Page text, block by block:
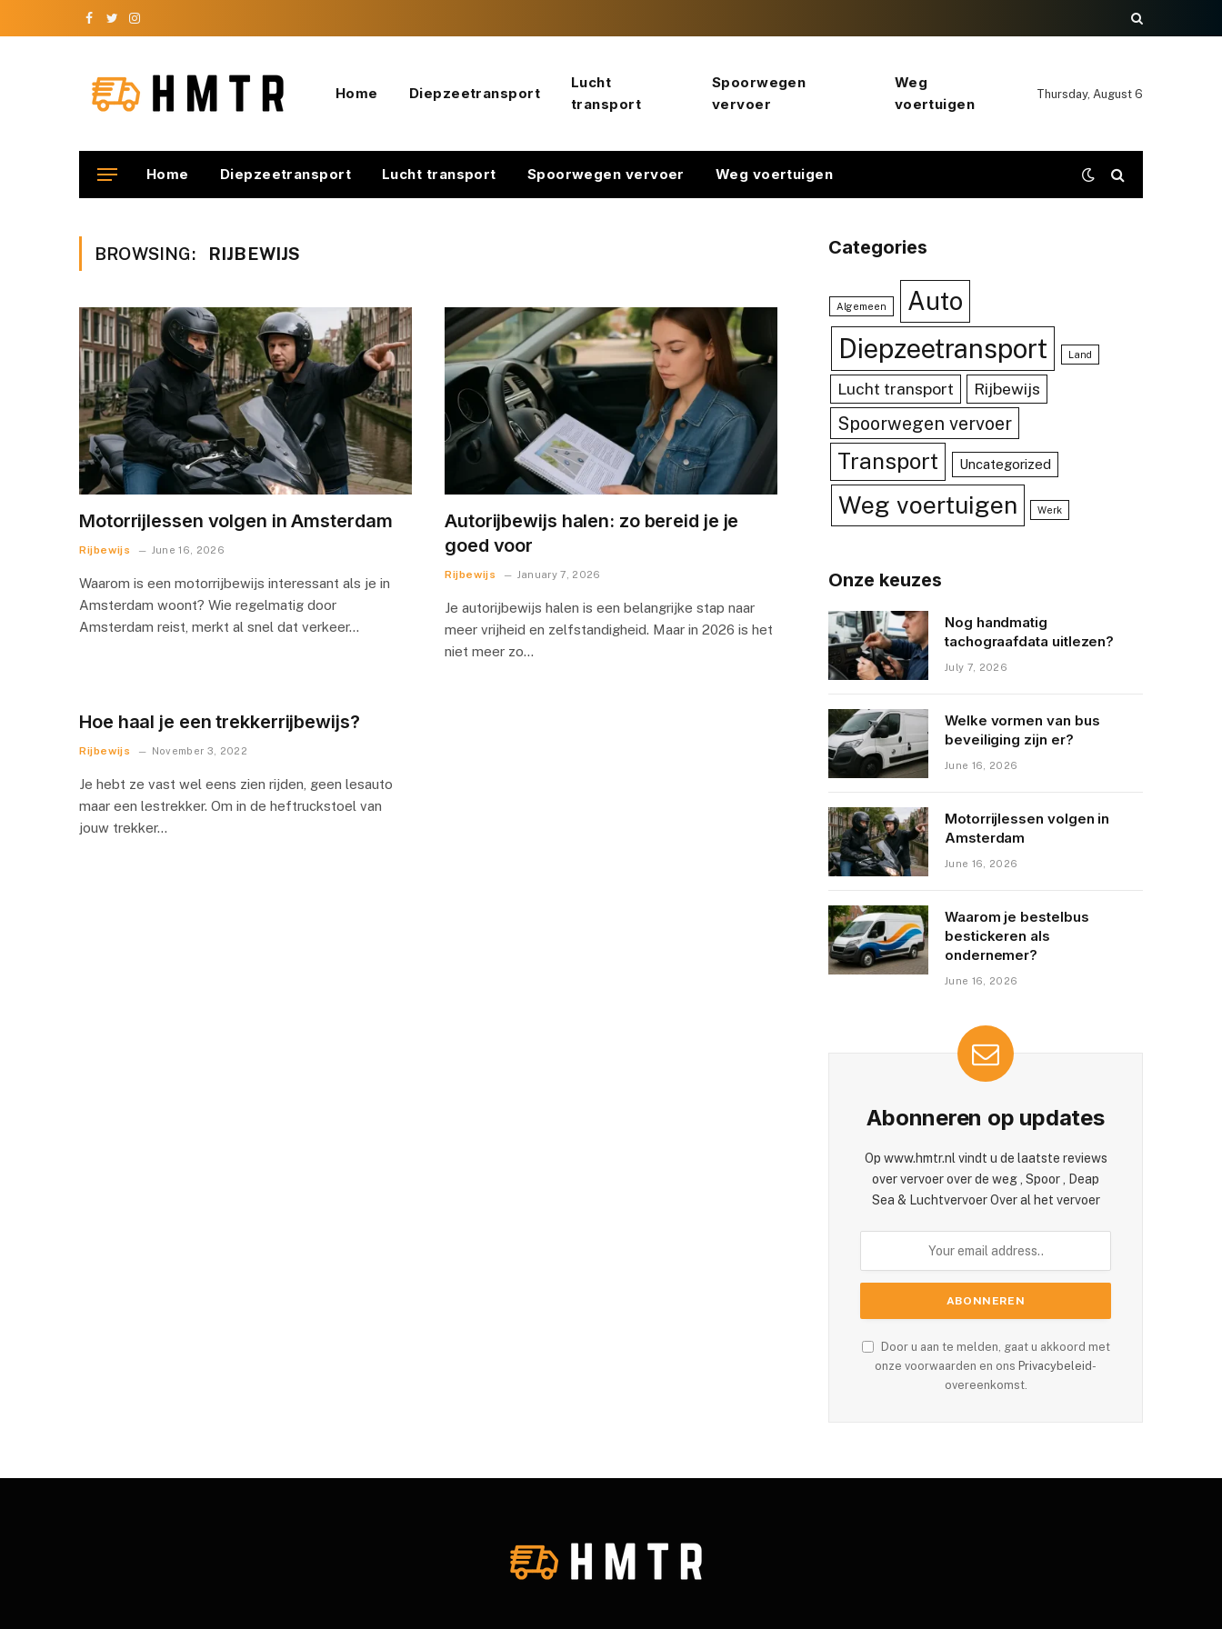
Facebook
TwitterInstagram
Home Diepzeetransport
Lucht
transport
Spoorwegen
vervoer
Weg
voertuigen
Thursday, August 6
Home Diepzeetransport Lucht transport Spoorwegen vervoer Weg voertuigen
BROWSING: RIJBEWIJS
Motorrijlessen volgen in Amsterdam
Rijbewijs June 16, 2026
Waarom is een motorrijbewijs interessant als je in
Amsterdam woont? Wie regelmatig door
Amsterdam reist, merkt al snel dat verkeer…
Autorijbewijs halen: zo bereid je je
goed voor
Rijbewijs January 7, 2026
Je autorijbewijs halen is een belangrijke stap naar
meer vrijheid en zelfstandigheid. Maar in 2026 is het
niet meer zo…
Hoe haal je een trekkerrijbewijs?
Rijbewijs November 3, 2022
Je hebt ze vast wel eens zien rijden, geen lesauto
maar een lestrekker. Om in de heftruckstoel van
jouw trekker…
Categories
Algemeen Auto
Diepzeetransport Land
Lucht transport Rijbewijs
Spoorwegen vervoer
Transport Uncategorized
Weg voertuigen Werk
Onze keuzes
Nog handmatig
tachograafdata uitlezen?
July 7, 2026
Welke vormen van bus
beveiliging zijn er?
June 16, 2026
Motorrijlessen volgen in
Amsterdam
June 16, 2026
Waarom je bestelbus
bestickeren als
ondernemer?
June 16, 2026
Abonneren op updates
Op www.hmtr.nl vindt u de laatste reviews
over vervoer over de weg , Spoor , Deap
Sea & Luchtvervoer Over al het vervoer
Door u aan te melden, gaat u akkoord met
onze voorwaarden en ons Privacybeleid-
overeenkomst.